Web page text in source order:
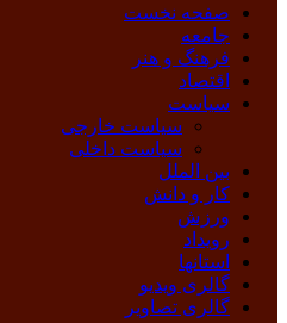
صفحه نخست
جامعه
فرهنگ و هنر
اقتصاد
سیاست
سیاست خارجی
سیاست داخلی
بین الملل
کار و دانش
ورزش
رویداد
استانها
گالری ویدیو
گالری تصاویر